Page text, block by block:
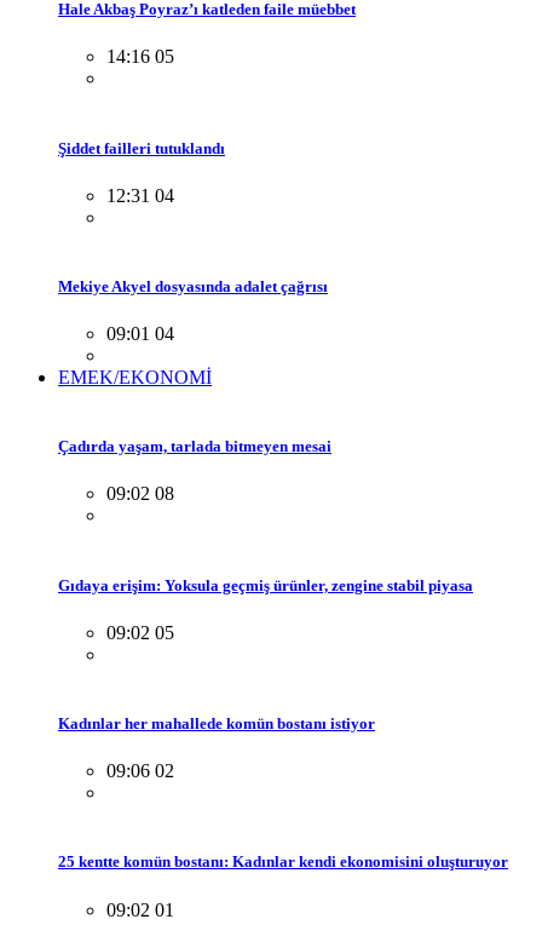
Hale Akbaş Poyraz’ı katleden faile müebbet
14:16 05
Şiddet failleri tutuklandı
12:31 04
Mekiye Akyel dosyasında adalet çağrısı
09:01 04
EMEK/EKONOMİ
Çadırda yaşam, tarlada bitmeyen mesai
09:02 08
Gıdaya erişim: Yoksula geçmiş ürünler, zengine stabil piyasa
09:02 05
Kadınlar her mahallede komün bostanı istiyor
09:06 02
25 kentte komün bostanı: Kadınlar kendi ekonomisini oluşturuyor
09:02 01